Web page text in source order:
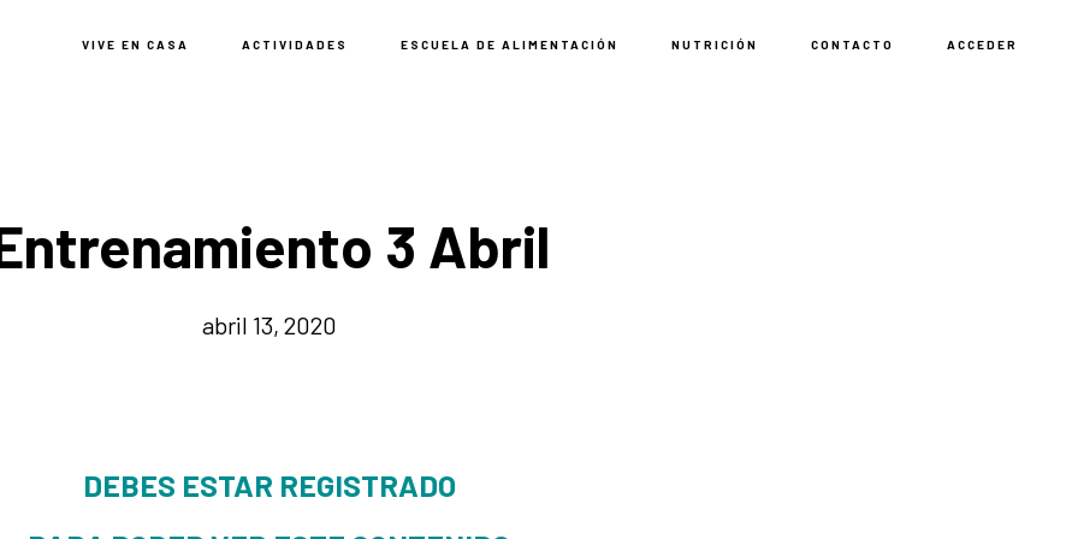
VIVE EN CASA ACTIVIDADES ESCUELA DE ALIMENTACIÓN NUTRICIÓN CONTACTO ACCEDER
3 Abril
abril 13, 2020
DEBES ESTAR REGISTRADO